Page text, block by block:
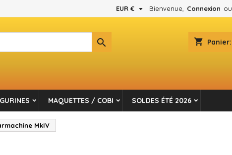
Bienvenue, Connexion ou
EUR € 
shopping_cart Panier:

MAQUETTES / COBI SOLDES ÉTÉ 2026
MkIV
des produits à votre liste d'envies.